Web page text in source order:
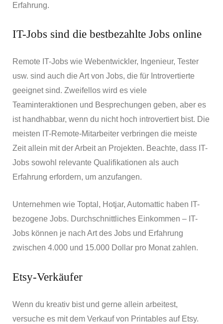
Erfahrung.
IT-Jobs sind die bestbezahlte Jobs online
Remote IT-Jobs wie Webentwickler, Ingenieur, Tester
usw. sind auch die Art von Jobs, die für Introvertierte
geeignet sind. Zweifellos wird es viele
Teaminteraktionen und Besprechungen geben, aber es
ist handhabbar, wenn du nicht hoch introvertiert bist. Die
meisten IT-Remote-Mitarbeiter verbringen die meiste
Zeit allein mit der Arbeit an Projekten. Beachte, dass IT-
Jobs sowohl relevante Qualifikationen als auch
Erfahrung erfordern, um anzufangen.
Unternehmen wie Toptal, Hotjar, Automattic haben IT-
bezogene Jobs. Durchschnittliches Einkommen – IT-
Jobs können je nach Art des Jobs und Erfahrung
zwischen 4.000 und 15.000 Dollar pro Monat zahlen.
Etsy-Verkäufer
Wenn du kreativ bist und gerne allein arbeitest,
versuche es mit dem Verkauf von Printables auf Etsy.